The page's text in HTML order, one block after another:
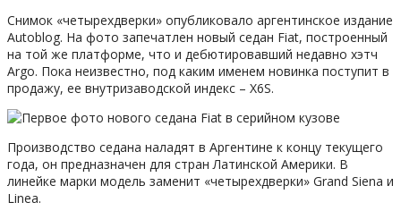
Снимок «четырехдверки» опубликовало аргентинское издание
Autoblog. На фото запечатлен новый седан Fiat, построенный
на той же платформе, что и дебютировавший недавно хэтч
Argo. Пока неизвестно, под каким именем новинка поступит в
продажу, ее внутризаводской индекс – X6S.
Производство седана наладят в Аргентине к концу текущего
года, он предназначен для стран Латинской Америки. В
линейке марки модель заменит «четырехдверки» Grand Siena и
Linea.